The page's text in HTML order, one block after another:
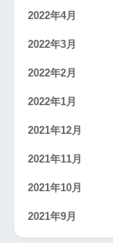
2022年4月
2022年3月
2022年2月
2022年1月
2021年12月
2021年11月
2021年10月
2021年9月